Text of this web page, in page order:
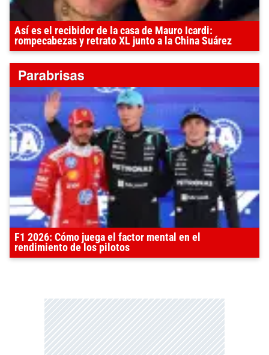
Así es el recibidor de la casa de Mauro Icardi:
rompecabezas y retrato XL junto a la China Suárez
F1 2026: Cómo juega el factor mental en el
rendimiento de los pilotos